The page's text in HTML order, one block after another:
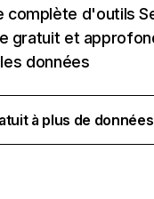
complète d'outils
gratuit et
les données
à plus de données